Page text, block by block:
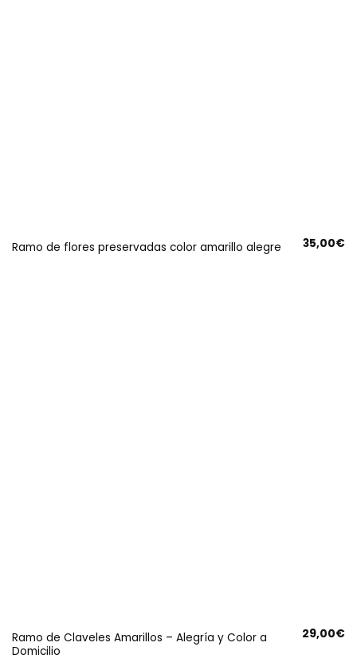
Ramo de flores preservadas color amarillo alegre 35,00€
Ramo de Claveles Amarillos – Alegría y Color a
Domicilio
29,00€